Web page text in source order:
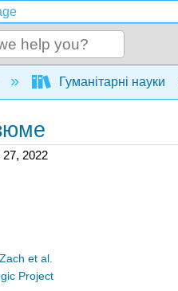
global
Гуманітарні науки
2022
et al.
Project